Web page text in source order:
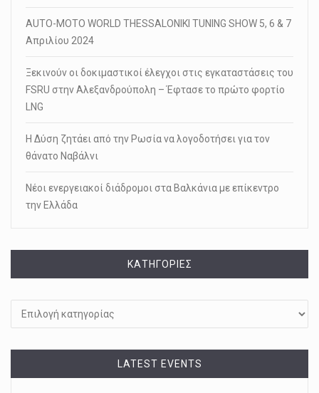
AUTO-MOTO WORLD THESSALONIKI TUNING SHOW 5, 6 & 7
Απριλίου 2024
Ξεκινούν οι δοκιμαστικοί έλεγχοι στις εγκαταστάσεις του
FSRU στην Αλεξανδρούπολη – Έφτασε το πρώτο φορτίο
LNG
Η Δύση ζητάει από την Ρωσία να λογοδοτήσει για τον
θάνατο Ναβάλνι
Νέοι ενεργειακοί διάδρομοι στα Βαλκάνια με επίκεντρο
την Ελλάδα
KΑΤΗΓΟΡΊΕΣ
LATEST EVENTS